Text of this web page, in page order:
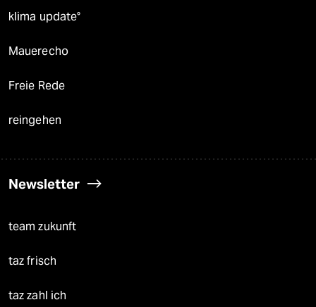
klima update°
Mauerecho
Freie Rede
reingehen
Newsletter
team zukunft
taz frisch
taz zahl ich